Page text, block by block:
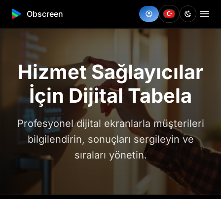
Obscreen
Hizmet Sağlayıcılar
İçin Dijital Tabela
Profesyonel dijital ekranlarla müşterileri
bilgilendirin, sonuçları sergileyin ve
sıraları yönetin.